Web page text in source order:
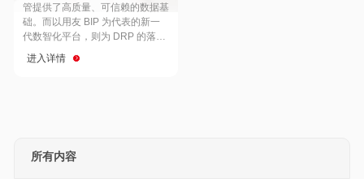
Hong Kong
管提供了高质量、可信赖的数据基
础。而以用友 BIP 为代表的新一
代数智化平台，则为 DRP 的落地
技术支撑
进入详情
所有内容